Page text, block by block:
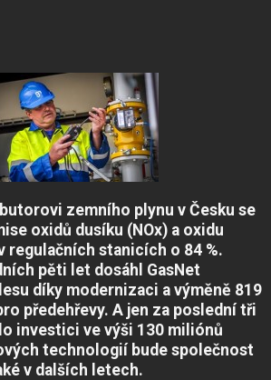
zemního plynu v Česku se
oxidů dusíku (NOx) a oxidu
regulačních stanicích o 84 %.
pěti let dosáhl GasNet
díky modernizaci a výměně 819
předehřevy. A jen za poslední tři
investici ve výši 130 miliónů
technologií bude společnost
v dalších letech.